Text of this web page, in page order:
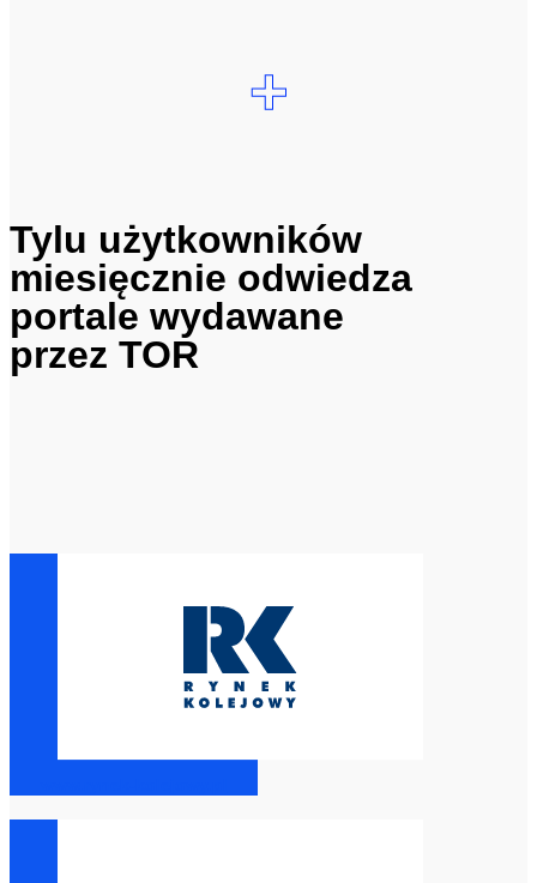
+
Tylu użytkowników
miesięcznie odwiedza
portale wydawane
przez TOR